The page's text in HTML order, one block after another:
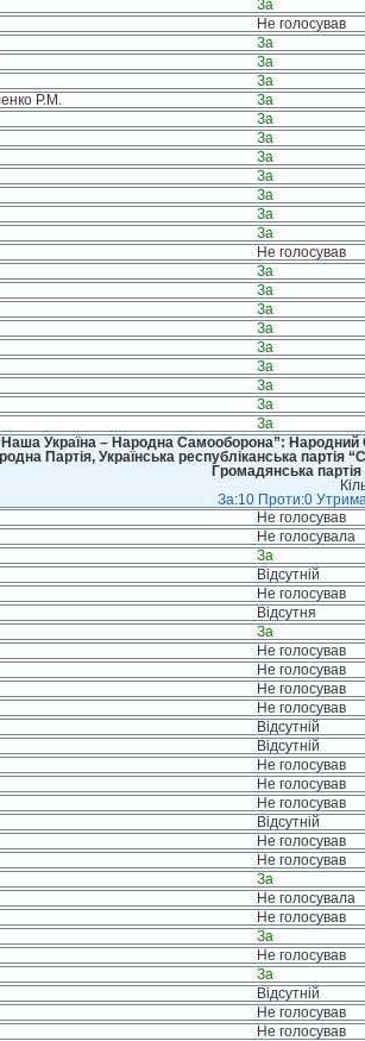
За
Не голосував
За
За
За
Р.М.
За
За
За
За
За
За
За
За
Не голосував
За
За
За
За
За
За
За
За
За
Україна – Народна Самооборона”: Народний
Партія, Українська республіканська
Громадянська
За:10 Проти:0
Не голосував
Не голосувала
За
Відсутній
Не голосував
Відсутня
За
Не голосував
Не голосував
Не голосував
Не голосував
Відсутній
Відсутній
Не голосував
Не голосував
Не голосував
Відсутній
Не голосував
Не голосував
За
Не голосувала
Не голосував
За
Не голосував
За
Відсутній
Не голосував
Не голосував